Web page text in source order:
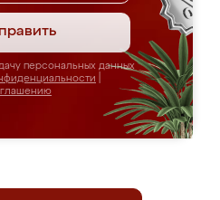
персональных данных